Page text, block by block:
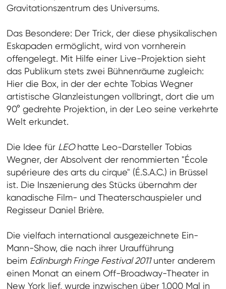
Gravitationszentrum des Universums.
Das Besondere: Der Trick, der diese physikalischen
Eskapaden ermöglicht, wird von vornherein
offengelegt. Mit Hilfe einer Live-Projektion sieht
das Publikum stets zwei Bühnenräume zugleich:
Hier die Box, in der der echte Tobias Wegner
artistische Glanzleistungen vollbringt, dort die um
90° gedrehte Projektion, in der Leo seine verkehrte
Welt erkundet.
Die Idee für LEOhatte Leo-Darsteller Tobias
Wegner, der Absolvent der renommierten "École
supérieure des arts du cirque" (É.S.A.C.) in Brüssel
ist. Die Inszenierung des Stücks übernahm der
kanadische Film- und Theaterschauspieler und
Regisseur Daniel Brière.
Die vielfach international ausgezeichnete Ein-
Mann-Show, die nach ihrer Uraufführung
beim Edinburgh Fringe Festival 2011unter anderem
einen Monat an einem Off-Broadway-Theater in
New York lief, wurde inzwischen über 1.000 Mal in